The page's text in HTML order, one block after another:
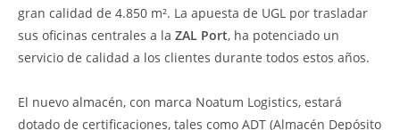
gran calidad de 4.850 m². La apuesta de UGL por trasladar
sus oficinas centrales a la ZAL Port, ha potenciado un
servicio de calidad a los clientes durante todos estos años.
El nuevo almacén, con marca Noatum Logistics, estará
dotado de certificaciones, tales como ADT (Almacén Depósito